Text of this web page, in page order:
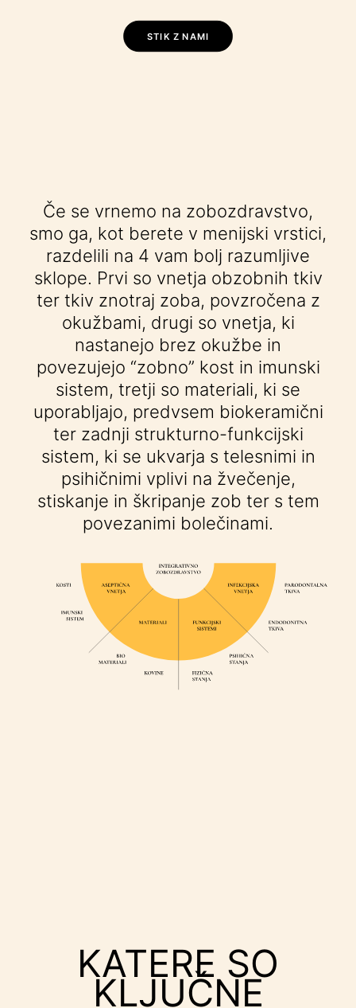
STIK Z NAMI
Če se vrnemo na zobozdravstvo,
smo ga, kot berete v menijski vrstici,
razdelili na 4 vam bolj razumljive
sklope. Prvi so vnetja obzobnih tkiv
ter tkiv znotraj zoba, povzročena z
okužbami, drugi so vnetja, ki
nastanejo brez okužbe in
povezujejo “zobno” kost in imunski
sistem, tretji so materiali, ki se
uporabljajo, predvsem biokeramični
ter zadnji strukturno-funkcijski
sistem, ki se ukvarja s telesnimi in
psihičnimi vplivi na žvečenje,
stiskanje in škripanje zob ter s tem
povezanimi bolečinami.
KATERE SO
KLJUČNE